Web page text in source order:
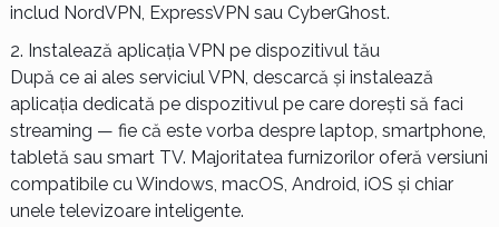
includ NordVPN, ExpressVPN sau CyberGhost.
Instalează aplicația VPN pe dispozitivul tău
După ce ai ales serviciul VPN, descarcă și instalează
aplicația dedicată pe dispozitivul pe care dorești să faci
streaming — fie că este vorba despre laptop, smartphone,
tabletă sau smart TV. Majoritatea furnizorilor oferă versiuni
compatibile cu Windows, macOS, Android, iOS și chiar
unele televizoare inteligente.